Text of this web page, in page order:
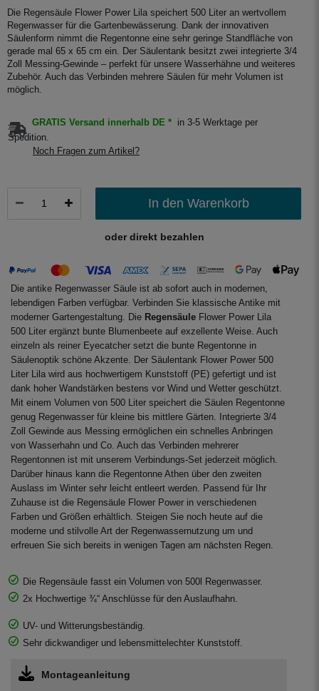
Die Regensäule Flower Power Lila speichert 500 Liter an wertvollem
Regenwasser für die Gartenbewässerung. Dank der innovativen
Säulenform nimmt die Regentonne eine sehr geringe Standfläche von
gerade mal 65 x 65 cm ein. Der Säulentank besitzt zwei integrierte 3/4
Zoll Messing-Gewinde – perfekt für unsere Wasserhähne und weiteres
Zubehör. Auch das Verbinden mehrere Säulen für mehr Volumen ist
möglich.
GRATIS Versand innerhalb DE *
in 3-5 Werktage per
Spedition.
Noch Fragen zum Artikel?
In den Warenkorb
oder direkt bezahlen
Die antike Regenwasser Säule ist ab sofort auch in modernen,
lebendigen Farben verfügbar. Verbinden Sie klassische Antike mit
moderner Gartengestaltung. Die Regensäule Flower Power Lila
500 Liter ergänzt bunte Blumenbeete auf exzellente Weise. Auch
einzeln als reiner Eyecatcher setzt die bunte Regentonne in
Säulenoptik schöne Akzente. Der Säulentank Flower Power 500
Liter Lila wird aus hochwertigem Kunststoff (PE) gefertigt und ist
dank hoher Wandstärken bestens vor Wind und Wetter geschützt.
Mit einem Volumen von 500 Liter speichert die Säulen Regentonne
genug Regenwasser für kleine bis mittlere Gärten. Integrierte 3/4
Zoll Gewinde aus Messing ermöglichen ein schnelles Anbringen
von Wasserhahn und Co. Auch das Verbinden mehrerer
Regentonnen ist mit unserem Verbindungs-Set jederzeit möglich.
Darüber hinaus kann die Regentonne Athen über den zweiten
Auslass im Winter sehr leicht entleert werden. Passend für Ihr
Zuhause ist die Regensäule Flower Power in verschiedenen
Farben und Größen erhältlich. Steigen Sie noch heute auf die
moderne und stilvolle Art der Regenwassernutzung um und
erfreuen Sie sich bereits in wenigen Tagen am nächsten Regen.
Die Regensäule fasst ein Volumen von 500l Regenwasser.
2x Hochwertige ¾“ Anschlüsse für den Auslaufhahn.
UV- und Witterungsbeständig.
Sehr dickwandiger und lebensmittelechter Kunststoff.
Montageanleitung